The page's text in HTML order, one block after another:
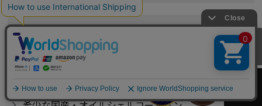
1件中1-1件表示
カートへ